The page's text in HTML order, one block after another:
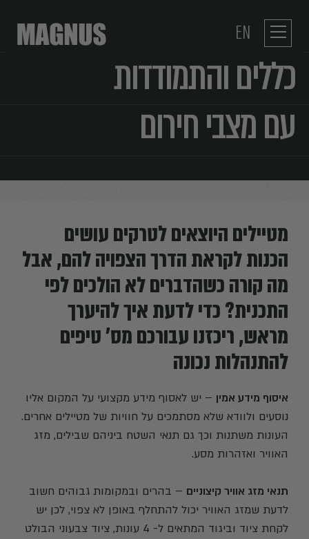
EN
כללים והתמודדות
עם מצבי חירום
מטיילים היוצאים לטרקים עושים
הכנות לקראת הדרך הצפויה להם, אבל
מה קורה כשהדברים לא הולכים לפי
התכנית? כדי לדעת איך להיערך
מראש, ריכזנו עבורכם מס' טיפים
להתנהלות נכונה
איסוף מידע אמין – יש לאסוף מידע מקצועי על המקום אליו
נוסעים ולוודא שלא מסתמכים על חוויות של מטיילים אחרים.
העונות משתנות וכך גם תנאי השטח ביניהם שבילים, מזג
האוויר ואזהרות מסע.
תנאי מזג אוויר קיצוניים – בהרים ובמקומות גבוהים חשוב
לדעת שמזג האוויר יכול להתחלף באופן לא צפוי, לכן יש
לקחת ציוד וביגוד המתאים ל- 4 עונות, ציוד צבעוני הבולט